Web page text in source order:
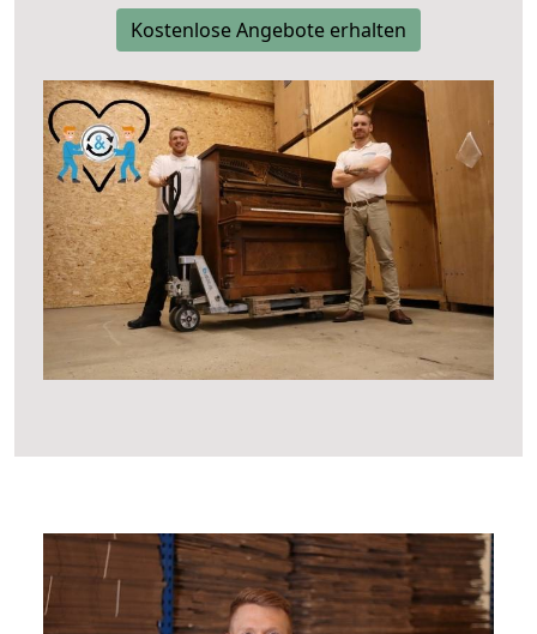
Kostenlose Angebote erhalten